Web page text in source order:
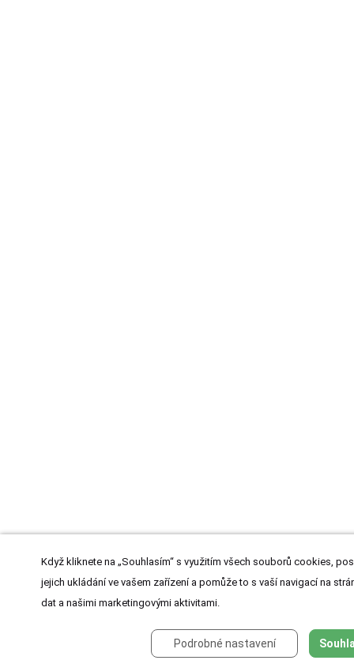
Když kliknete na „Souhlasím“ s využitím všech souborů cookies,
jejich ukládání ve vašem zařízení a pomůže to s vaší navigací na
dat a našimi marketingovými aktivitami.
Podrobné nastavení